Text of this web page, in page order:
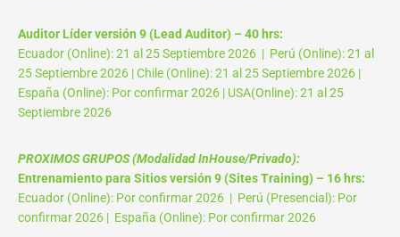
Auditor Líder versión 9 (Lead Auditor) – 40 hrs:
Ecuador (Online): 21 al 25 Septiembre 2026 | Perú (Online): 21 al
25 Septiembre 2026 | Chile (Online): 21 al 25 Septiembre 2026 |
España (Online): Por confirmar 2026 | USA(Online): 21 al 25
Septiembre 2026
PROXIMOS GRUPOS (Modalidad InHouse/Privado):
Entrenamiento para Sitios versión 9 (Sites Training) – 16 hrs:
Ecuador (Online): Por confirmar 2026 | Perú (Presencial): Por
confirmar 2026 | España (Online): Por confirmar 2026